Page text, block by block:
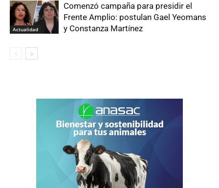
Actualidad
Comenzó campaña para presidir el
Frente Amplio: postulan Gael Yeomans
y Constanza Martínez